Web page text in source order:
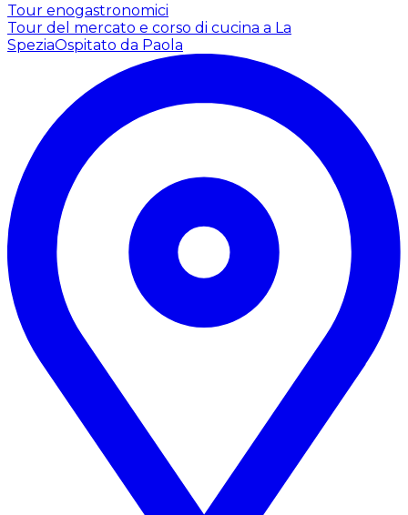
Tour enogastronomici
Tour del mercato e corso di cucina a La
SpeziaOspitato da Paola